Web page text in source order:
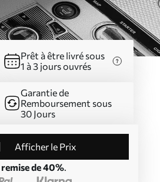
Prêt à être livré sous
1 à 3 jours ouvrés
Garantie de
Remboursement sous
30 Jours
Afficher le Prix
remise de 40%.